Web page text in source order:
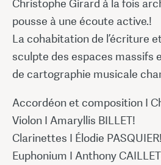
Christophe Girard à la fois
pousse à une écoute active.!
La cohabitation de l’écriture
sculpte des espaces massifs
de cartographie musicale
Accordéon et composition I
Violon I Amaryllis BILLET!
Clarinettes I Élodie PASQUIER!
Euphonium I Anthony